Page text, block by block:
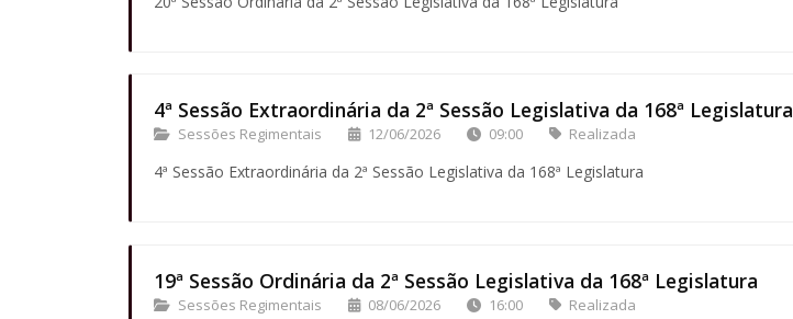
4ª Sessão Extraordinária da 2ª Sessão Legislativa da 168ª Legislatura
Sessões Regimentais 12/06/2026 09:00 Realizada
4ª Sessão Extraordinária da 2ª Sessão Legislativa da 168ª Legislatura
19ª Sessão Ordinária da 2ª Sessão Legislativa da 168ª Legislatura
Sessões Regimentais 08/06/2026 16:00 Realizada